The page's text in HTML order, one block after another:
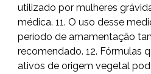
utilizado por mulheres
médica. 11. O uso desse
período de amamentação
recomendado. 12. Fórmulas
ativos de origem vegetal